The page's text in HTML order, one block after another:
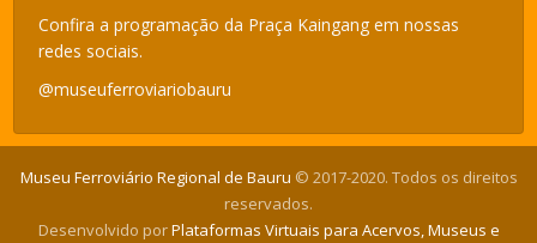
Confira a programação da Praça Kaingang em nossas
redes sociais.
@museuferroviariobauru
Museu Ferroviário Regional de Bauru © 2017-2020. Todos os direitos
reservados.
Desenvolvido porPlataformas Virtuais para Acervos, Museus e